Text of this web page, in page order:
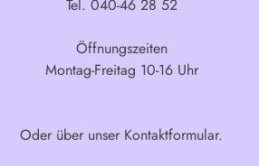
Tel. 040-46 28 52
Öffnungszeiten
Montag-Freitag 10-16 Uhr
Oder über unser Kontaktformular.